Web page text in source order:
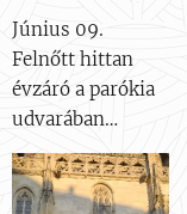
Június 09.
Felnőtt hittan
évzáró a parókia
udvarában
Június 10.
Andráskör záró a
parókia